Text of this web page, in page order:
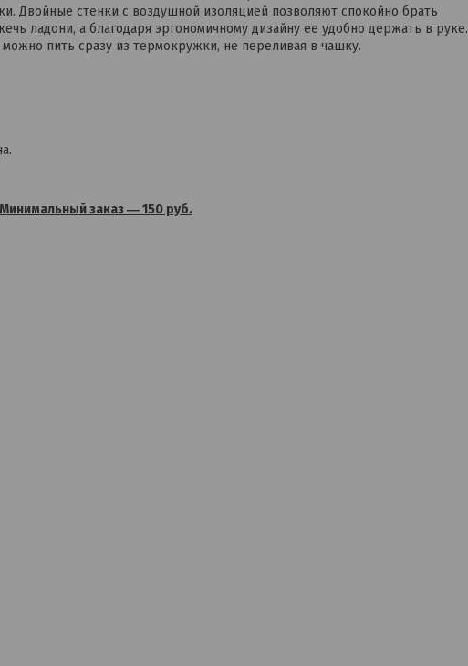
Двойные стенки с воздушной изоляцией позволяют спокойно брать
ладони, а благодаря эргономичному дизайну ее удобно держать в руке.
пить сразу из термокружки, не переливая в чашку.
заказ ― 150 руб.